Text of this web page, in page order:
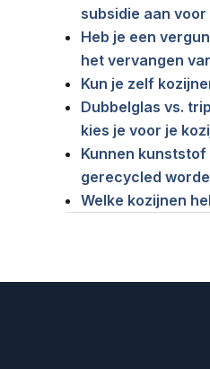
subsidie aan
Heb je een
het vervangen
Kun je zelf
Dubbelglas vs.
kies je voor je
Kunnen kunststof
gerecycled
Welke kozijnen